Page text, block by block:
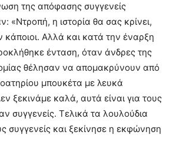
της απόφασης συγγενείς
«Ντροπή, η ιστορία θα σας κρίνει,
Αλλά και κατά την έναρξη
ένταση, όταν άνδρες της
θέλησαν να απομακρύνουν από
μπουκέτα με λευκά
ξεκινάμε καλά, αυτά είναι για τους
συγγενείς. Τελικά τα λουλούδια
συγγενείς και ξεκίνησε η εκφώνηση